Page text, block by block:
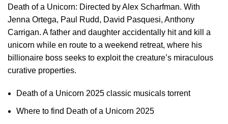
Death of a Unicorn: Directed by Alex Scharfman. With
Jenna Ortega, Paul Rudd, David Pasquesi, Anthony
Carrigan. A father and daughter accidentally hit and kill a
unicorn while en route to a weekend retreat, where his
billionaire boss seeks to exploit the creature’s miraculous
curative properties.
Death of a Unicorn 2025 classic musicals torrent
Where to find Death of a Unicorn 2025